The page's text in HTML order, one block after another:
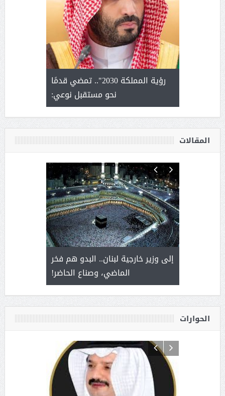
يحصل
رؤية المملكة 2030".. تمضي قدمًا
نحو مستقبل نوعي:
ورشة
المقالات
سلمان
إلى وزير خارجية لبنان.. البدو هم فخر
الماضي، وصناع الحاضر!
يحمل
من عشق
الحوارات